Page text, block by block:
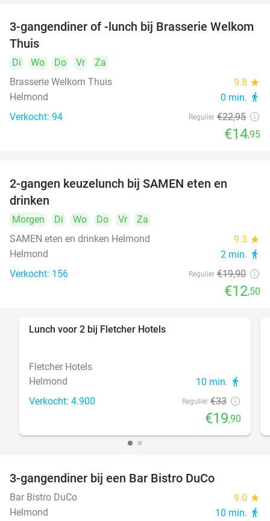
35%
3-gangendiner of -lunch bij Brasserie Welkom
Thuis
Di Wo Do Vr
Za
Brasserie Welkom Thuis
9.8 star
Helmond 0 min. directions_walk
Verkocht: 94 Regulier €22,95
€14,95
2-gangen keuzelunch bij SAMEN eten en
drinken
Morgen Di Wo Do Vr
Za
SAMEN eten en drinken Helmond
9.3 star
Helmond 2 min. directions_walk
Verkocht: 156 Regulier €19,90
€12,50
Lunch voor 2 bij Fletcher Hotels
Fletcher Hotels
Helmond
10 min. directions_walk
Verkocht: 4.900 Regulier €33
€19,90
3-gangendiner bij een Bar Bistro DuCo
Bar Bistro DuCo 9.0 star
Helmond 10 min. directions_walk